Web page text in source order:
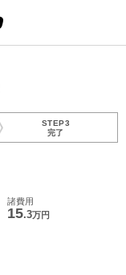
STEP3
完了
諸費用
15.3万円